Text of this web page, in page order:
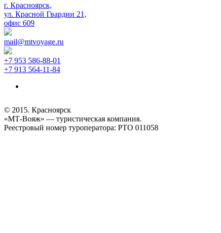
г. Красноярск,
ул. Красной Гвардии 21,
офис 609
mail@mtvoyage.ru
+7 953 586-88-01
+7 913 564-11-84
© 2015. Красноярск
«МТ-Вояж» — туристическая компания.
Реестровый номер туроператора: РТО 011058